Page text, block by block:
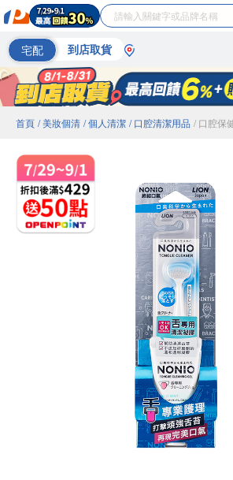
宅配 到店取貨
首頁 / 美妝個清 / 個人清潔 / 口腔清潔用品 / 口腔保